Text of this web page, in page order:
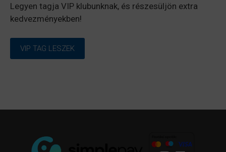
Legyen tagja VIP klubunknak, és részesüljön extra
kedvezményekben!
VIP TAG LESZEK